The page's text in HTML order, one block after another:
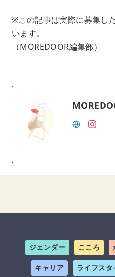
※この記事は実際に募集し
います。
（MOREDOOR編集部）
ジェンダー こころ
キャリア ライフスタ